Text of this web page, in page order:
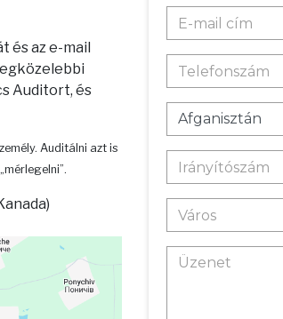
és az e-mail
Auditort, és
Auditálni azt is